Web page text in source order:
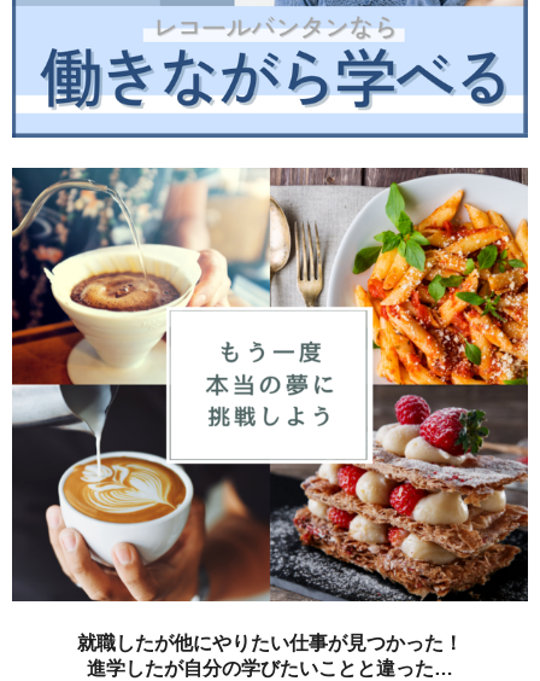
就職したが他にやりたい仕事が見つかった！
進学したが自分の学びたいことと違った…